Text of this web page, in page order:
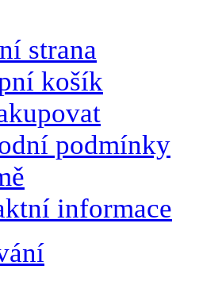
strana
košík
podmínky
informace